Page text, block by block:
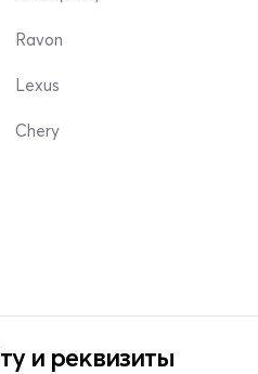
Ravon
Lexus
Chery
и реквизиты